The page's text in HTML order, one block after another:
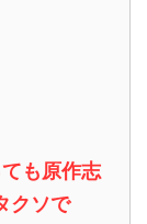
も原作志
クソで